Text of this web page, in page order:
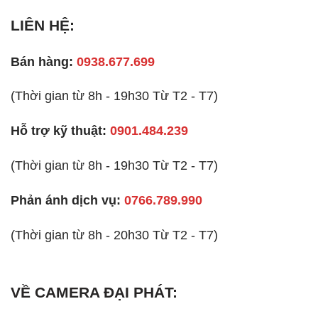
LIÊN HỆ:
Bán hàng: 0938.677.699
(Thời gian từ 8h - 19h30 Từ T2 - T7)
Hỗ trợ kỹ thuật: 0901.484.239
(Thời gian từ 8h - 19h30 Từ T2 - T7)
Phản ánh dịch vụ: 0766.789.990
(Thời gian từ 8h - 20h30 Từ T2 - T7)
VỀ CAMERA ĐẠI PHÁT: